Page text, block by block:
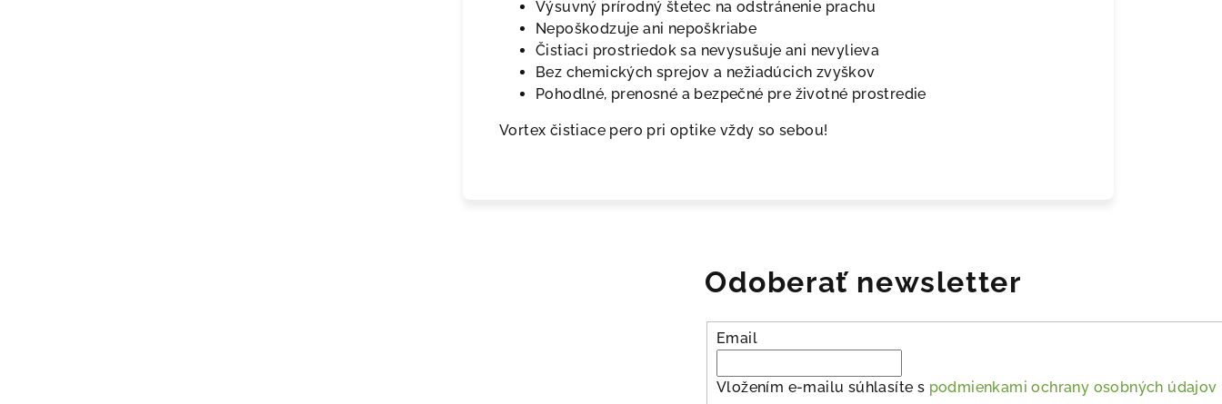
Výsuvný prírodný štetec na odstránenie prachu
Nepoškodzuje ani nepoškriabe
Čistiaci prostriedok sa nevysušuje ani nevylieva
Bez chemických sprejov a nežiadúcich zvyškov
Pohodlné, prenosné a bezpečné pre životné prostredie
Vortex čistiace pero pri optike vždy so sebou!
Odoberať newsletter
Email
Vložením e-mailu súhlasíte s podmienkami ochrany osobných údajov